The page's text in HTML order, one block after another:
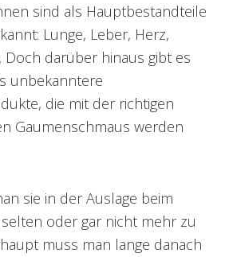
sind als Hauptbestandteile
Lunge, Leber, Herz,
Doch darüber hinaus gibt es
unbekanntere
die mit der richtigen
Gaumenschmaus werden
sie in der Auslage beim
oder gar nicht mehr zu
muss man lange danach